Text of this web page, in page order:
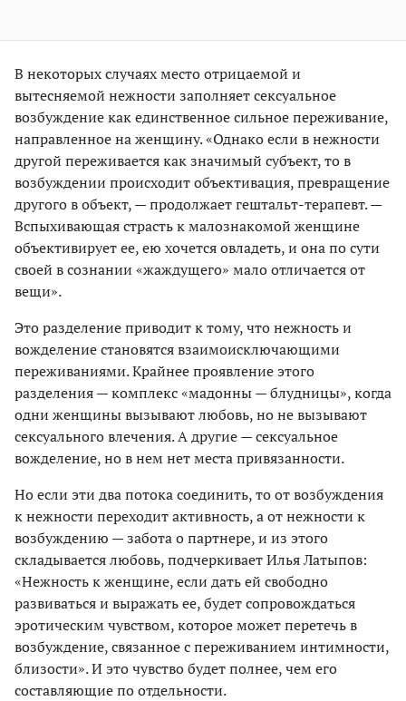
В некоторых случаях место отрицаемой и
вытесняемой нежности заполняет сексуальное
возбуждение как единственное сильное переживание,
направленное на женщину. «Однако если в нежности
другой переживается как значимый субъект, то в
возбуждении происходит объективация, превращение
другого в объект, — продолжает гештальт-терапевт. —
Вспыхивающая страсть к малознакомой женщине
объективирует ее, ею хочется овладеть, и она по сути
своей в сознании «жаждущего» мало отличается от
вещи».
Это разделение приводит к тому, что нежность и
вожделение становятся взаимоисключающими
переживаниями. Крайнее проявление этого
разделения — комплекс «мадонны — блудницы», когда
одни женщины вызывают любовь, но не вызывают
сексуального влечения. А другие — сексуальное
вожделение, но в нем нет места привязанности.
Но если эти два потока соединить, то от возбуждения
к нежности переходит активность, а от нежности к
возбуждению — забота о партнере, и из этого
складывается любовь, подчеркивает Илья Латыпов:
«Нежность к женщине, если дать ей свободно
развиваться и выражать ее, будет сопровождаться
эротическим чувством, которое может перетечь в
возбуждение, связанное с переживанием интимности,
близости». И это чувство будет полнее, чем его
составляющие по отдельности.